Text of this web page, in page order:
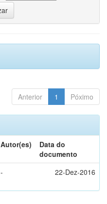
Anterior 1 Póximo
Autor(es)
Data do
documento
- 22-Dez-2016